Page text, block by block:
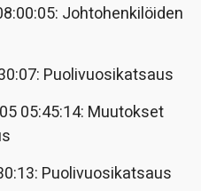
Johtohenkilöiden
Puolivuosikatsaus
05:45:14: Muutokset
Puolivuosikatsaus